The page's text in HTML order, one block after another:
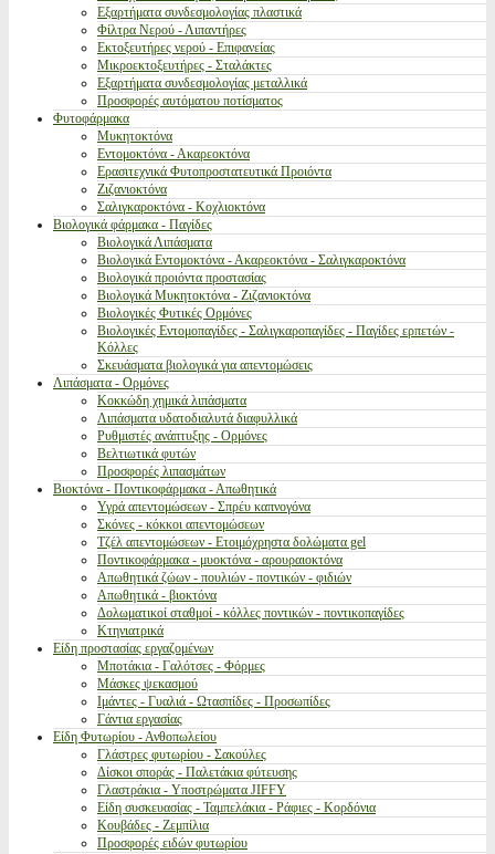
Εξαρτήματα συνδεσμολογίας πλαστικά
Φίλτρα Νερού - Λιπαντήρες
Εκτοξευτήρες νερού - Επιφανείας
Μικροεκτοξευτήρες - Σταλάκτες
Εξαρτήματα συνδεσμολογίας μεταλλικά
Προσφορές αυτόματου ποτίσματος
Φυτοφάρμακα
Μυκητοκτόνα
Εντομοκτόνα - Ακαρεοκτόνα
Ερασιτεχνικά Φυτοπροστατευτικά Προιόντα
Ζιζανιοκτόνα
Σαλιγκαροκτόνα - Κοχλιοκτόνα
Βιολογικά φάρμακα - Παγίδες
Βιολογικά Λιπάσματα
Βιολογικά Εντομοκτόνα - Ακαρεοκτόνα - Σαλιγκαροκτόνα
Βιολογικά προιόντα προστασίας
Βιολογικά Μυκητοκτόνα - Ζιζανιοκτόνα
Βιολογικές Φυτικές Ορμόνες
Βιολογικές Εντομοπαγίδες - Σαλιγκαροπαγίδες - Παγίδες ερπετών -
Κόλλες
Σκευάσματα βιολογικά για απεντομώσεις
Λιπάσματα - Ορμόνες
Κοκκώδη χημικά λιπάσματα
Λιπάσματα υδατοδιαλυτά διαφυλλικά
Ρυθμιστές ανάπτυξης - Ορμόνες
Βελτιωτικά φυτών
Προσφορές λιπασμάτων
Βιοκτόνα - Ποντικοφάρμακα - Απωθητικά
Υγρά απεντομώσεων - Σπρέυ καπνογόνα
Σκόνες - κόκκοι απεντομώσεων
Τζέλ απεντομώσεων - Ετοιμόχρηστα δολώματα gel
Ποντικοφάρμακα - μυοκτόνα - αρουραιοκτόνα
Απωθητικά ζώων - πουλιών - ποντικών - φιδιών
Απωθητικά - βιοκτόνα
Δολωματικοί σταθμοί - κόλλες ποντικών - ποντικοπαγίδες
Κτηνιατρικά
Είδη προστασίας εργαζομένων
Μποτάκια - Γαλότσες - Φόρμες
Μάσκες ψεκασμού
Ιμάντες - Γυαλιά - Ωτασπίδες - Προσωπίδες
Γάντια εργασίας
Είδη Φυτωρίου - Ανθοπωλείου
Γλάστρες φυτωρίου - Σακούλες
Δίσκοι σποράς - Παλετάκια φύτευσης
Γλαστράκια - Υποστρώματα JIFFY
Είδη συσκευασίας - Ταμπελάκια - Ράφιες - Κορδόνια
Κουβάδες - Ζεμπίλια
Προσφορές ειδών φυτωρίου